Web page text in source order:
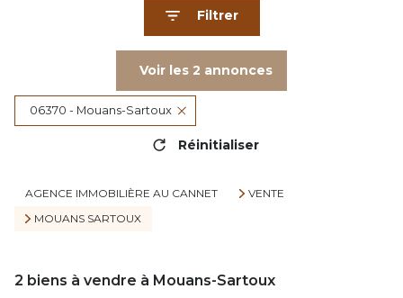
Filtrer
Voir les 2 annonces
06370 - Mouans-Sartoux
Réinitialiser
AGENCE IMMOBILIÈRE AU CANNET
VENTE
MOUANS SARTOUX
2 biens à vendre à Mouans-Sartoux